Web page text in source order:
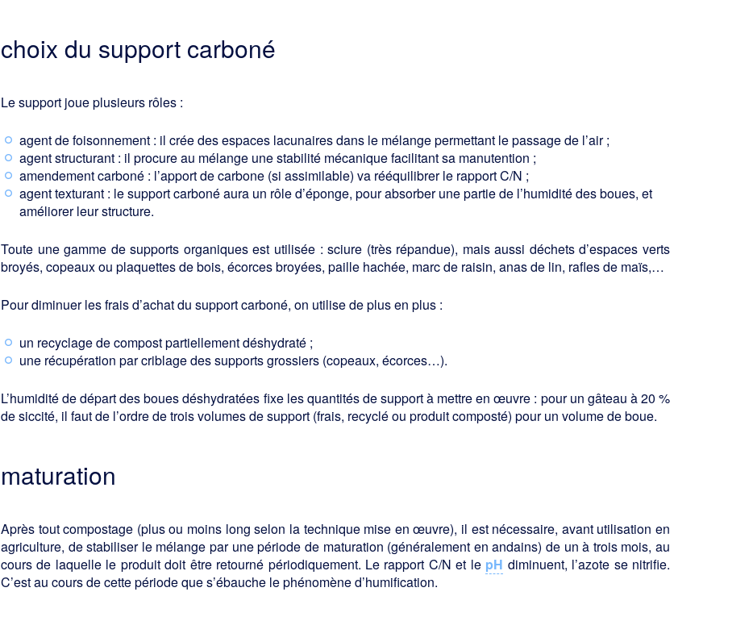
choix du support carboné
Le support joue plusieurs rôles :
agent de foisonnement : il crée des espaces lacunaires dans le mélange permettant le passage de l’air ;
agent structurant : il procure au mélange une stabilité mécanique facilitant sa manutention ;
amendement carboné : l’apport de carbone (si assimilable) va rééquilibrer le rapport C/N ;
agent texturant : le support carboné aura un rôle d’éponge, pour absorber une partie de l’humidité des boues, et
améliorer leur structure.
Toute une gamme de supports organiques est utilisée : sciure (très répandue), mais aussi déchets d’espa­ces verts
broyés, copeaux ou plaquettes de bois, écorces broyées, paille hachée, marc de raisin, anas de lin, rafles de maïs,…
Pour diminuer les frais d’achat du support carboné, on utilise de plus en plus :
un recyclage de compost partiellement déshydraté ;
une récupération par criblage des supports grossiers (copeaux, écorces…).
L’humidité de départ des boues déshydratées fixe les quantités de support à mettre en œuvre : pour un gâteau à 20 %
de siccité, il faut de l’ordre de trois volumes de support (frais, recyclé ou produit composté) pour un volume de boue.
maturation
Après tout compostage (plus ou moins long selon la technique mise en œuvre), il est nécessaire, avant utilisation en
agriculture, de stabiliser le mélange par une période de maturation (généralement en andains) de un à trois mois, au
cours de laquelle le produit doit être retourné périodiquement. Le rapport C/N et le pH diminuent, l’azote se nitrifie.
C’est au cours de cette période que s’ébauche le phénomène d’humification.